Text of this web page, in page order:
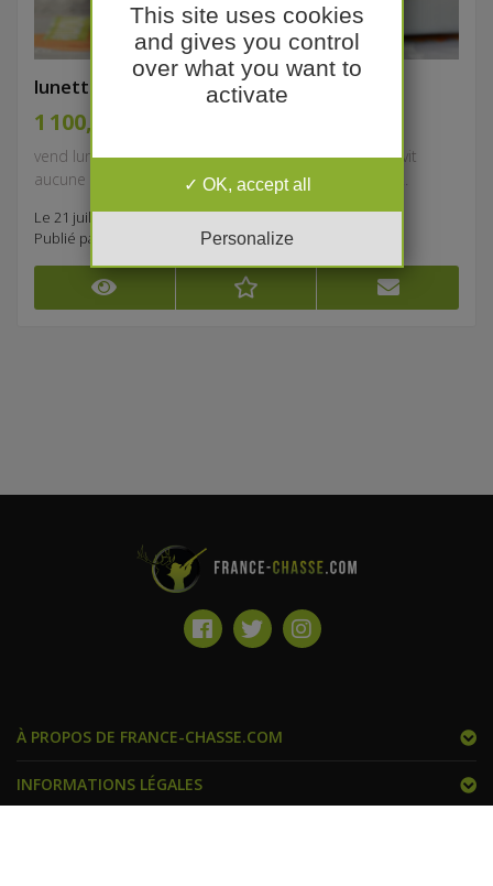
lunette chasse léica
1 100,00 €
vend lunette léica amplus 6 - 3-18x44i , très peu servit
aucune rayure comme neuve ,point rouge lumineux...
Le 21 juillet à 16:22
Publié par
maurice.laurent456
À PROPOS DE FRANCE-CHASSE.COM
INFORMATIONS LÉGALES
This site uses cookies
and gives you control
over what you want to
activate
OK, accept all
Personalize